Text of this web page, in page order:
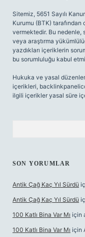
Sitemiz, 5651 Sayılı
Kurumu (BTK) tarafından
vermektedir. Bu
veya araştırma
yazdıkları içeriklerin
bu sorumluluğu kabul
Hukuka ve yasal
içerikleri,
ilgili içerikler yasal süre
SON YORUMLAR
Antik Çağ Kaç Yıl Sürdü
Antik Çağ Kaç Yıl Sürdü
100 Katlı Bina Var Mı için
100 Katlı Bina Var Mı için